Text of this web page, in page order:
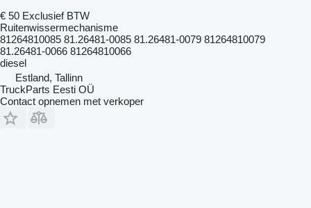
€ 50 Exclusief BTW
Ruitenwissermechanisme
81264810085 81.26481-0085 81.26481-0079 81264810079
81.26481-0066 81264810066
diesel
Estland, Tallinn
TruckParts Eesti OÜ
Contact opnemen met verkoper